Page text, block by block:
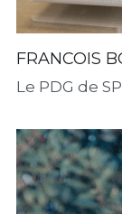
FRANCOIS
Le PDG de